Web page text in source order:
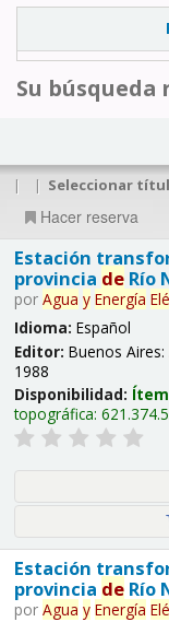
Su búsqueda
| | Seleccionar
Hacer reserva
Estación
provincia deRío
por Agua y Energía
Idioma: Español
Editor: Buenos Aires:
1988
Disponibilidad:
topográfica:
Estación
provincia deRío
por Agua y Energía